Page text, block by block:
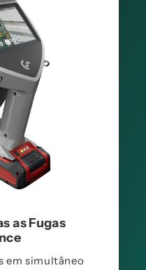
as Fugas
em simultâneo